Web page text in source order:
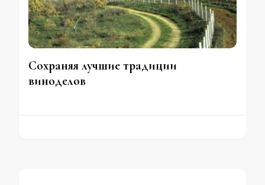
Сохраняя лучшие традиции
виноделов